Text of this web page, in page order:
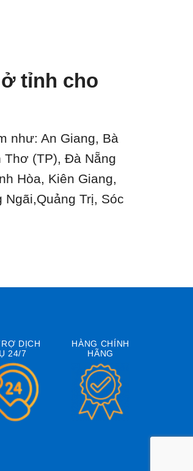
tỉnh cho
như: An Giang, Bà
Thơ (TP), Đà Nẵng
Hòa, Kiên Giang,
Trị, Sóc
DỊCH
24/7
HÀNG CHÍNH
HÃNG